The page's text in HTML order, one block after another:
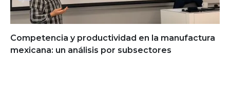
Competencia y productividad en la manufactura
mexicana: un análisis por subsectores